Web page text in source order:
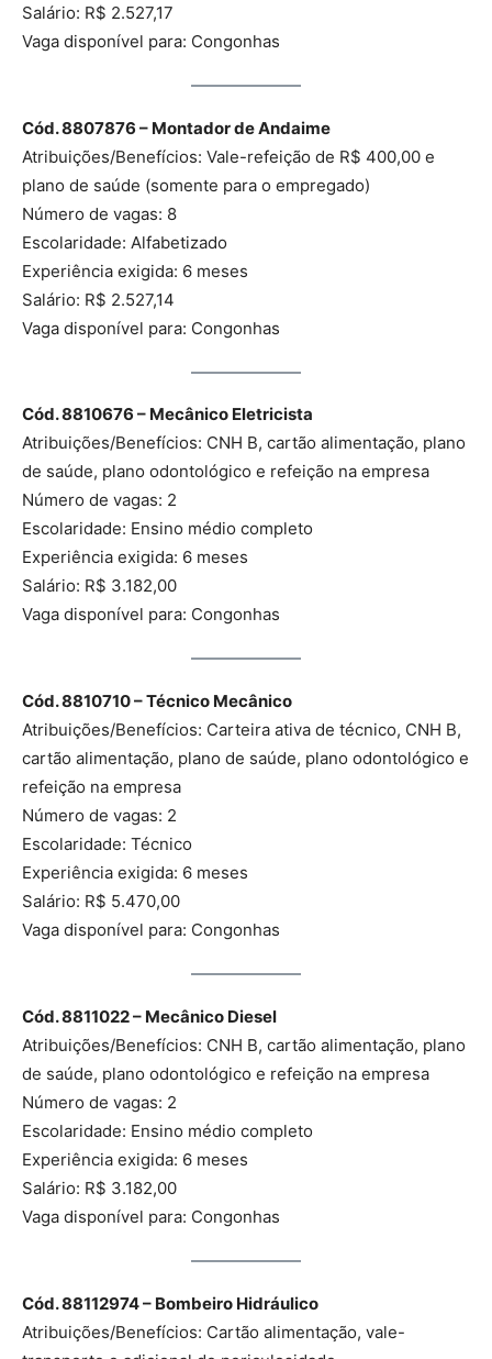
Salário: R$ 2.527,17
Vaga disponível para: Congonhas
Cód. 8807876 – Montador de Andaime
Atribuições/Benefícios: Vale-refeição de R$ 400,00 e
plano de saúde (somente para o empregado)
Número de vagas: 8
Escolaridade: Alfabetizado
Experiência exigida: 6 meses
Salário: R$ 2.527,14
Vaga disponível para: Congonhas
Cód. 8810676 – Mecânico Eletricista
Atribuições/Benefícios: CNH B, cartão alimentação, plano
de saúde, plano odontológico e refeição na empresa
Número de vagas: 2
Escolaridade: Ensino médio completo
Experiência exigida: 6 meses
Salário: R$ 3.182,00
Vaga disponível para: Congonhas
Cód. 8810710 – Técnico Mecânico
Atribuições/Benefícios: Carteira ativa de técnico, CNH B,
cartão alimentação, plano de saúde, plano odontológico e
refeição na empresa
Número de vagas: 2
Escolaridade: Técnico
Experiência exigida: 6 meses
Salário: R$ 5.470,00
Vaga disponível para: Congonhas
Cód. 8811022 – Mecânico Diesel
Atribuições/Benefícios: CNH B, cartão alimentação, plano
de saúde, plano odontológico e refeição na empresa
Número de vagas: 2
Escolaridade: Ensino médio completo
Experiência exigida: 6 meses
Salário: R$ 3.182,00
Vaga disponível para: Congonhas
Cód. 88112974 – Bombeiro Hidráulico
Atribuições/Benefícios: Cartão alimentação, vale-